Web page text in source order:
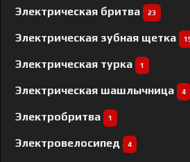
Электрическая бритва 23
Электрическая зубная щетка
Электрическая турка 1
Электрическая шашлычница 4
Электробритва 1
Электровелосипед 4